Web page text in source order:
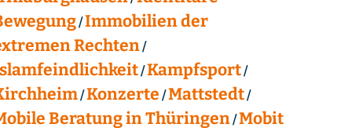
Immobilien der
Rechten
Kampfsport
Konzerte Mattstedt
Beratung in Thüringen Mobit